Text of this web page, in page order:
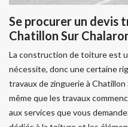
Se procurer un devis
Chatillon Sur
La construction de toiture est
nécessite, donc une certaine
travaux de zinguerie à
même que les travaux
aux services que vous